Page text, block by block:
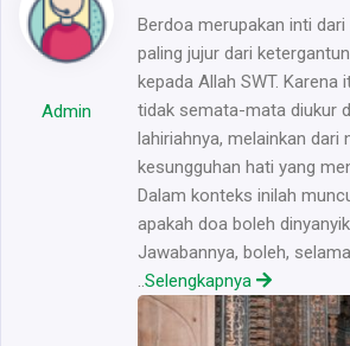
Admin
Berdoa merupakan inti dari
paling jujur dari
kepada Allah SWT. Karena
tidak semata-mata diukur
lahiriahnya, melainkan dari
kesungguhan hati yang
Dalam konteks inilah
apakah doa boleh
Jawabannya, boleh,
..Selengkapnya